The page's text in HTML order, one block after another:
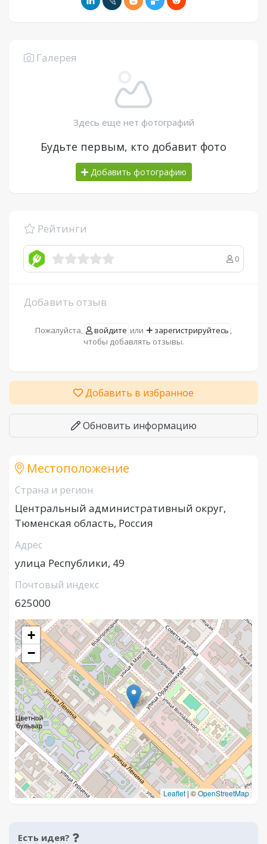
Галерея
Здесь еще нет фотографий
Будьте первым, кто добавит фото
Добавить фотографию
Рейтинги
0
Добавить отзыв
Пожалуйста, войдите или зарегистрируйтесь ,
чтобы добавлять отзывы.
Добавить в избранное
Обновить информацию
Местоположение
Страна и регион
Центральный административный округ,
Тюменская область, Россия
Адрес
улица Республики, 49
Почтовый индекс
625000
+
−
Leaflet | ©OpenStreetMap
Есть идея?